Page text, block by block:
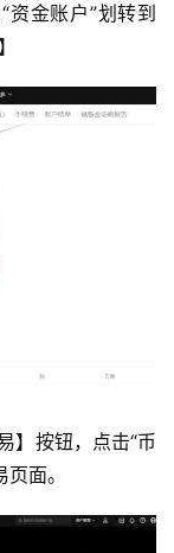
金账户”划转到
】按钮，点击“币
面。